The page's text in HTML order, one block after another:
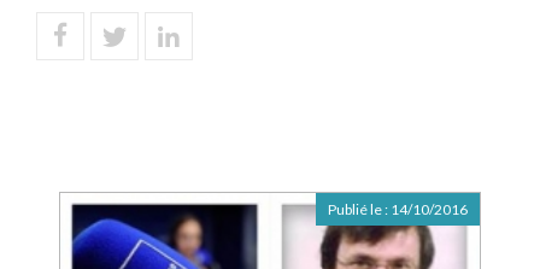
Publié le : 14/10/2016